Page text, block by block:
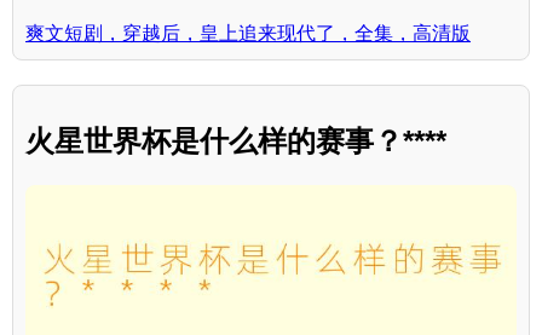
爽文短剧，穿越后，皇上追来现代了，全集，高清版
火星世界杯是什么样的赛事？****